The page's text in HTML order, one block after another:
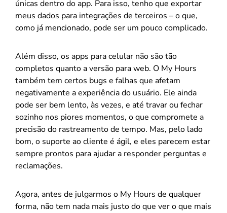
únicas dentro do app. Para isso, tenho que exportar
meus dados para integrações de terceiros – o que,
como já mencionado, pode ser um pouco complicado.
Além disso, os apps para celular não são tão
completos quanto a versão para web. O My Hours
também tem certos bugs e falhas que afetam
negativamente a experiência do usuário. Ele ainda
pode ser bem lento, às vezes, e até travar ou fechar
sozinho nos piores momentos, o que compromete a
precisão do rastreamento de tempo. Mas, pelo lado
bom, o suporte ao cliente é ágil, e eles parecem estar
sempre prontos para ajudar a responder perguntas e
reclamações.
Agora, antes de julgarmos o My Hours de qualquer
forma, não tem nada mais justo do que ver o que mais